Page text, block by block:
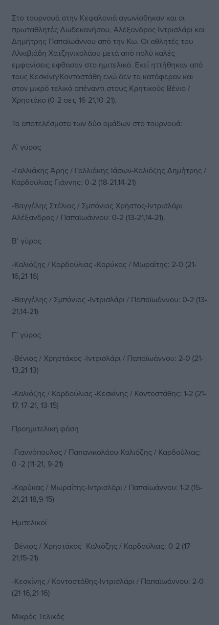
Στο τουρνουά στην Κεφαλονιά αγωνίσθηκαν και οι
πρωταθλητές Δωδεκανήσου, Αλέξανδρος Ιντρισλάρι και
Δημήτρης Παπαϊωάννου από την Κω. Οι αθλητές του
Αλκιβιάδη Χατζηνικολάου μετά από πολύ καλές
εμφανίσεις έφθασαν στο ημιτελικό. Εκεί ηττήθηκαν από
τους Κεσκίνη/Κοντοστάθη ενώ δεν τα κατάφεραν και
στον μικρό τελικό απέναντι στους Κρητικούς Βένιο /
Χρηστάκο (0-2 σετ, 16-21,10-21).
Τα αποτελέσματα των δύο ομάδων στο τουρνουά:
Α’ γύρος
-Γαλλιάκης Άρης / Γαλλιάκης Ιάσων-Καλιόζης Δημήτρης /
Καρδούλιας Γιάννης: 0-2 (18-21,14-21)
-Βαγγέλης Στέλιος / Σμπόνιας Χρήστος-Ιντρισλάρι
Αλέξανδρος / Παπαϊωάννου: 0-2 (13-21,14-21).
Β’ γύρος
-Καλιόζης / Καρδούλιας -Καρύκας / Μωραΐτης: 2-0 (21-
16,21-16)
-Βαγγέλης / Σμπόνιας -Ιντρισλάρι / Παπαϊωάννου: 0-2 (13-
21,14-21)
Γ’ γύρος
-Βένιος / Χρηστάκος -Ιντρισλάρι / Παπαϊωάννου: 2-0 (21-
13,21-13)
-Καλιόζης / Καρδούλιας -Κεσκίνης / Κοντοστάθης: 1-2 (21-
17, 17-21, 13-15)
Προημιτελική φάση
-Γιαννόπουλος / Παπανικολάου-Καλιόζης / Καρδούλιας:
0 -2 (11-21, 9-21)
-Καρύκας / Μωραΐτης-Ιντρισλάρι / Παπαϊωάννου: 1-2 (15-
21,21-18,9-15)
Ημιτελικοί
-Βένιος / Χρηστάκος- Καλιόζης / Καρδούλιας: 0-2 (17-
21,15-21)
-Κεσκίνης / Κοντοστάθης-Ιντρισλάρι / Παπαϊωάννου: 2-0
(21-16,21-16)
Μικρός Τελικός